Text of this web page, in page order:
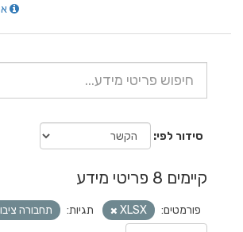
סידור לפי
קיימים 8 פריטי מידע
פורמטים: XLSX תגיות:
תחבורה